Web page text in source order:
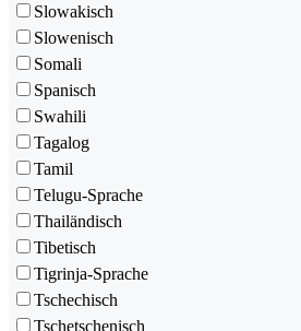
Slowakisch
Slowenisch
Somali
Spanisch
Swahili
Tagalog
Tamil
Telugu-Sprache
Thailändisch
Tibetisch
Tigrinja-Sprache
Tschechisch
Tschetschenisch